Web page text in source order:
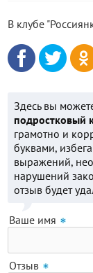
В клубе
Здесь вы
подростковый
грамотно и
буквами,
выражений,
нарушений
отзыв будет
Ваше имя
Отзыв